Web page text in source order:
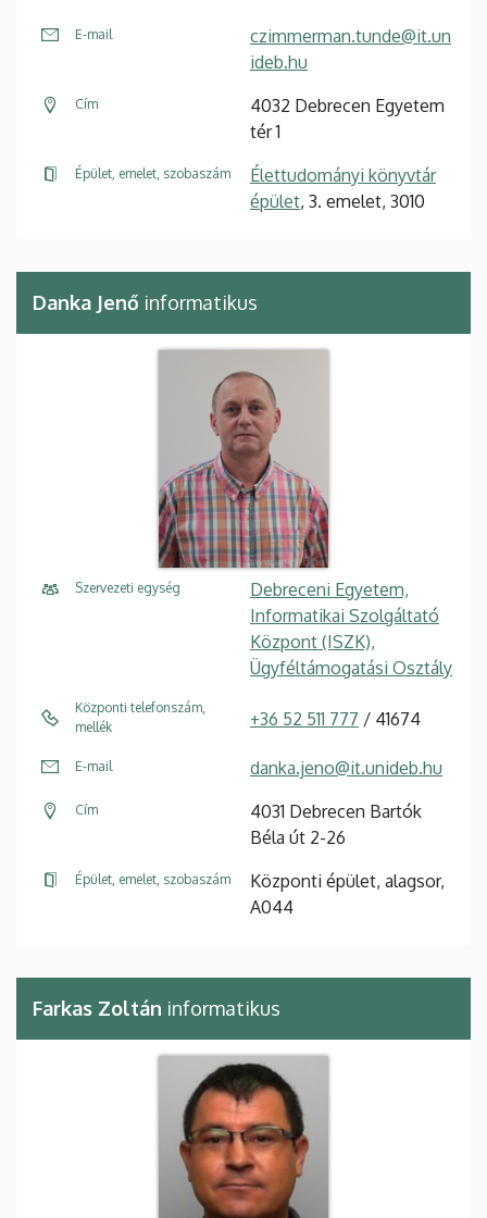
E-mail
czimmerman.tunde@it.un
ideb.hu
Cím
4032 Debrecen Egyetem
tér 1
Épület, emelet, szobaszám
Élettudományi könyvtár
épület, 3. emelet, 3010
Danka Jenő informatikus
Szervezeti egység
Debreceni Egyetem,
Informatikai Szolgáltató
Központ (ISZK),
Ügyféltámogatási Osztály
Központi telefonszám,
mellék
+36 52 511 777 / 41674
E-mail danka.jeno@it.unideb.hu
Cím
4031 Debrecen Bartók
Béla út 2-26
Épület, emelet, szobaszám
Központi épület, alagsor,
A044
Farkas Zoltán informatikus